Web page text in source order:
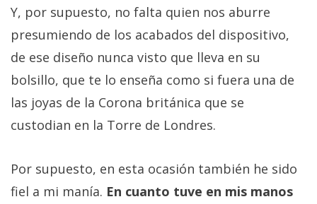
Y, por supuesto, no falta quien nos aburre
presumiendo de los acabados del dispositivo,
de ese diseño nunca visto que lleva en su
bolsillo, que te lo enseña como si fuera una de
las joyas de la Corona británica que se
custodian en la Torre de Londres.
Por supuesto, en esta ocasión también he sido
fiel a mi manía. En cuanto tuve en mis manos